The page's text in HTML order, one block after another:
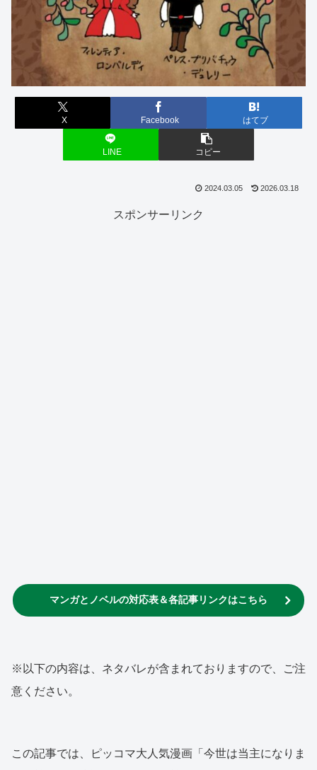
X Facebook はてブ
LINE コピー
2024.03.05 2026.03.18
スポンサーリンク
マンガとノベルの対応表＆各記事リンクはこちら
※以下の内容は、ネタバレが含まれておりますので、ご注
意ください。
この記事では、ピッコマ大人気漫画「今世は当主になりま